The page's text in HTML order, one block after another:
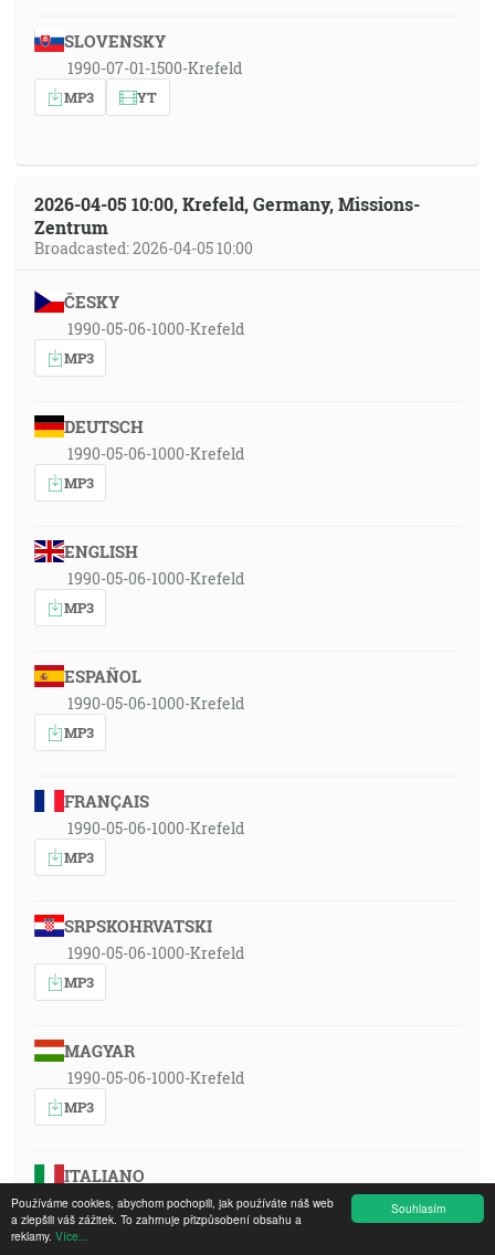
Souhlasím
Používáme cookies, abychom pochopili, jak používáte náš web
a zlepšili váš zážitek. To zahrnuje přizpůsobení obsahu a
reklamy. Více...
SLOVENSKY
1990-07-01-1500-Krefeld
MP3 YT
2026-04-05 10:00, Krefeld, Germany, Missions-
Zentrum
Broadcasted: 2026-04-05 10:00
ČESKY
1990-05-06-1000-Krefeld
MP3
DEUTSCH
1990-05-06-1000-Krefeld
MP3
ENGLISH
1990-05-06-1000-Krefeld
MP3
ESPAÑOL
1990-05-06-1000-Krefeld
MP3
FRANÇAIS
1990-05-06-1000-Krefeld
MP3
SRPSKOHRVATSKI
1990-05-06-1000-Krefeld
MP3
MAGYAR
1990-05-06-1000-Krefeld
MP3
ITALIANO
1990-05-06-1000-Krefeld
MP3